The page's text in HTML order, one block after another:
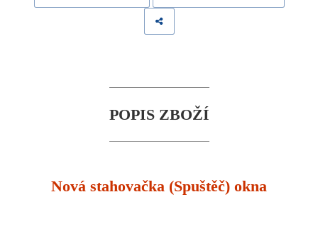
POPIS ZBOŽÍ
Nová stahovačka (Spuštěč) okna